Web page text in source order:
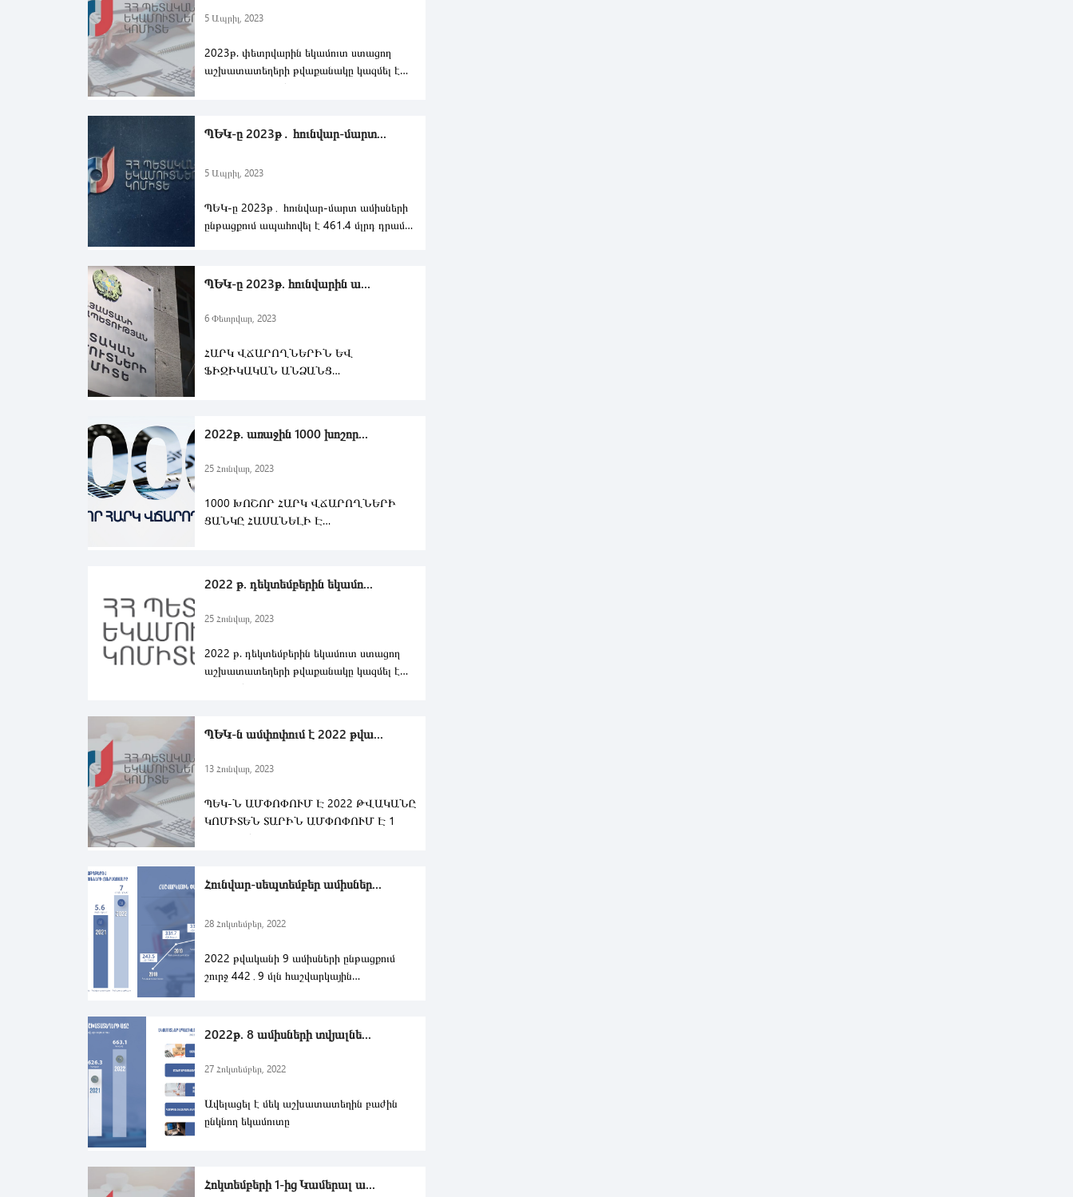
5 Ապրիլ, 2023
2023թ. փետրվարին եկամուտ ստացող
աշխատատեղերի թվաքանակը կազմել է
ՀԱՇՎԱՐԿԱՅԻՆ Փ
ՊԵԿ-ը 2023թ․ հունվար-մարտ...
5 Ապրիլ, 2023
ՊԵԿ-ը 2023թ․ հունվար-մարտ ամիսների
ընթացքում ապահովել է 461.4 մլրդ դրամ
ՊԵԿ-ը 2023թ. հունվարին ա...
6 Փետրվար, 2023
ՀԱՐԿ ՎՃԱՐՈՂՆԵՐԻՆ ԵՎ
ՖԻԶԻԿԱԿԱՆ ԱՆՁԱՆՑ
2022թ. առաջին 1000 խոշոր...
25 Հունվար, 2023
1000 ԽՈՇՈՐ ՀԱՐԿ ՎՃԱՐՈՂՆԵՐԻ
ՑԱՆԿԸ ՀԱՍԱՆԵԼԻ Է
2022 թ. դեկտեմբերին եկամո...
25 Հունվար, 2023
2022 թ. դեկտեմբերին եկամուտ ստացող
աշխատատեղերի թվաքանակը կազմել է
704 հազար 420
ՑՈՒՑԱՆԻՇԸ
ՊԵԿ-ն ամփոփում է 2022 թվա...
13 Հունվար, 2023
ՊԵԿ-Ն ԱՄՓՈՓՈՒՄ Է 2022 ԹՎԱԿԱՆԸ
ԿՈՄԻՏԵՆ ՏԱՐԻՆ ԱՄՓՈՓՈՒՄ Է 1
ՏՐԻԼԻՈՆ 925 ՄԻԼԻԱՐԴ ԴՐԱՄ
Հունվար-սեպտեմբեր ամիսներ...
28 Հոկտեմբեր, 2022
2022 թվականի 9 ամիսների ընթացքում
շուրջ 442․9 մլն հաշվարկային
2022թ. 8 ամիսների տվյալնե...
27 Հոկտեմբեր, 2022
Ավելացել է մեկ աշխատատեղին բաժին
ընկնող եկամուտը
Հոկտեմբերի 1-ից Կամերալ ա...